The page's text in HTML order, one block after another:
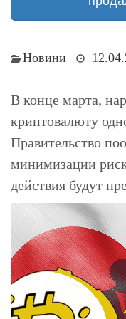
Новини
В конце марта,
криптовалюту
Правительство
минимизации
действия будут